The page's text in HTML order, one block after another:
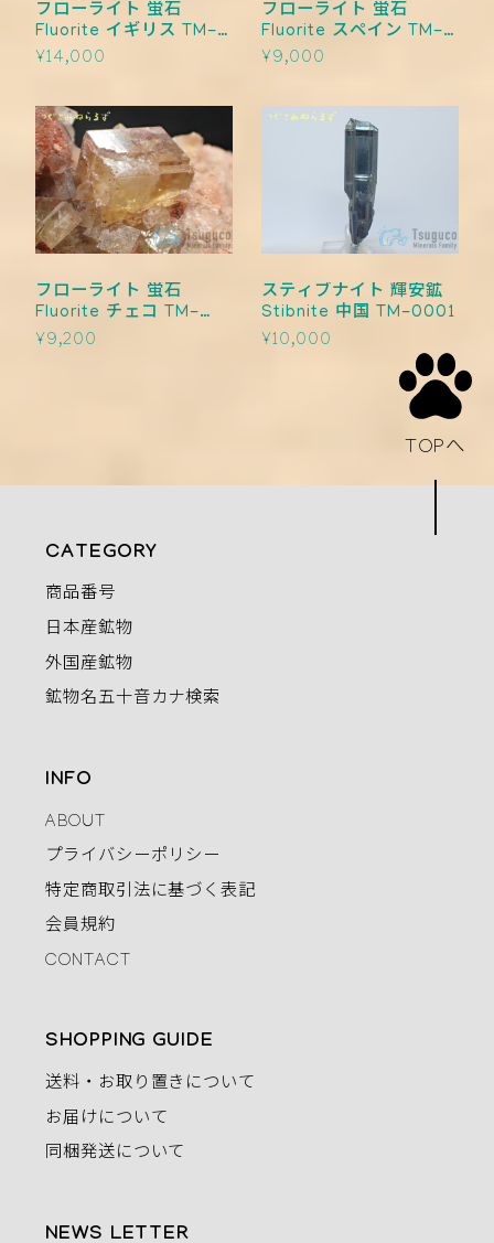
フローライト 蛍石
Fluorite イギリス TM-
0004
¥14,000
フローライト 蛍石
Fluorite スペイン TM-
0003
¥9,000
フローライト 蛍石
Fluorite チェコ TM-
0002
¥9,200
スティブナイト 輝安鉱
Stibnite 中国 TM-0001
¥10,000
CATEGORY
商品番号
日本産鉱物
外国産鉱物
鉱物名五十音カナ検索
INFO
ABOUT
プライバシーポリシー
特定商取引法に基づく表記
会員規約
CONTACT
SHOPPING GUIDE
送料・お取り置きについて
お届けについて
同梱発送について
NEWS LETTER
TOPへ